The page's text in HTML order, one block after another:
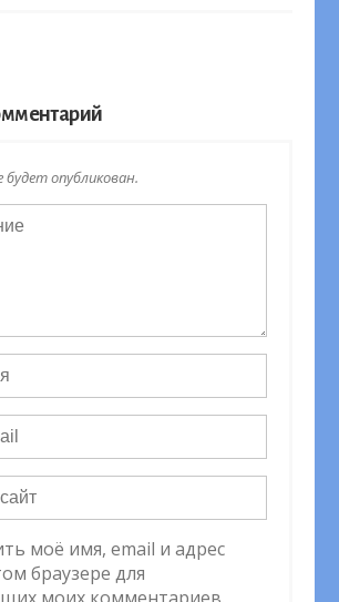
опубликован.
моё имя, email и адрес
браузере для
моих комментариев.